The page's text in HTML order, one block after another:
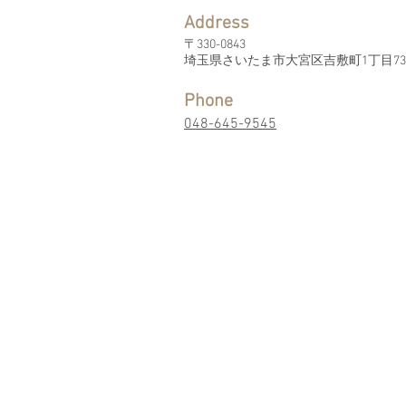
Address
〒330-0843
埼玉県さいたま市大宮区吉敷町1丁目
Phone
048-645-9545